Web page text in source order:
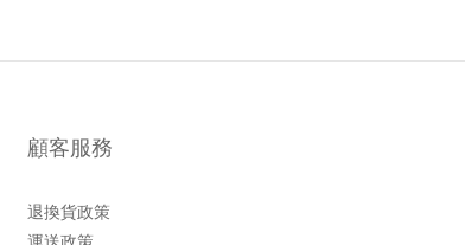
顧客服務
退換貨政策